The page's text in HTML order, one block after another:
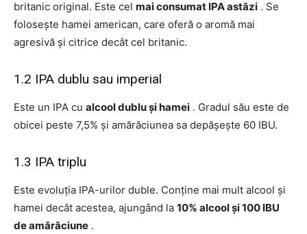
britanic original. Este cel mai consumat IPA astăzi . Se
folosește hamei american, care oferă o aromă mai
agresivă și citrice decât cel britanic.
1.2 IPA dublu sau imperial
Este un IPA cu alcool dublu și hamei . Gradul său este de
obicei peste 7,5% și amărăciunea sa depășește 60 IBU.
1.3 IPA triplu
Este evoluția IPA-urilor duble. Conține mai mult alcool și
hamei decât acestea, ajungând la 10% alcool și 100 IBU
de amărăciune .